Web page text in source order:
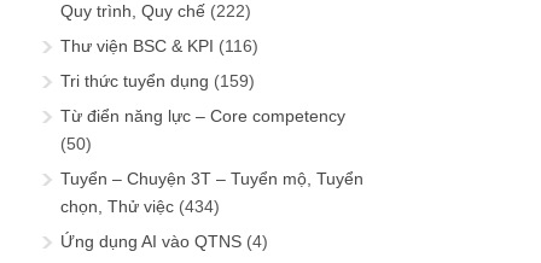
Quy trình, Quy chế (222)
Thư viện BSC & KPI (116)
Tri thức tuyển dụng (159)
Từ điển năng lực – Core competency
(50)
Tuyển – Chuyện 3T – Tuyển mộ, Tuyển
chọn, Thử việc (434)
Ứng dụng AI vào QTNS (4)